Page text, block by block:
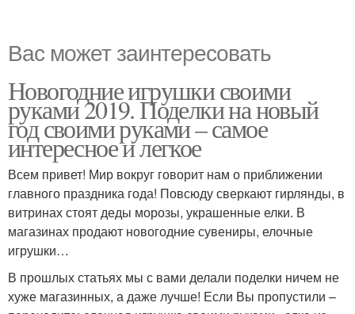
Вас может заинтересовать
Новогодние игрушки своими
руками 2019. Поделки на новый
год своими руками – самое
интересное и легкое
Всем привет! Мир вокруг говорит нам о приближении
главного праздника года! Повсюду сверкают гирлянды, в
витринах стоят деды морозы, украшенные елки. В
магазинах продают новогодние сувениры, елочные
игрушки…
В прошлых статьях мы с вами делали поделки ничем не
хуже магазинных, а даже лучше! Если Вы пропустили –